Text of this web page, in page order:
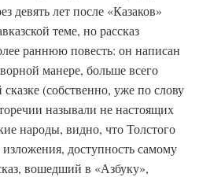
девять лет после «Казаков»
теме, но рассказ
раннюю повесть: он написан
манере, больше всего
(собственно, уже по слову
называли не настоящих
народы, видно, что Толстого
изложения, доступность самому
вошедший в «Азбуку»,